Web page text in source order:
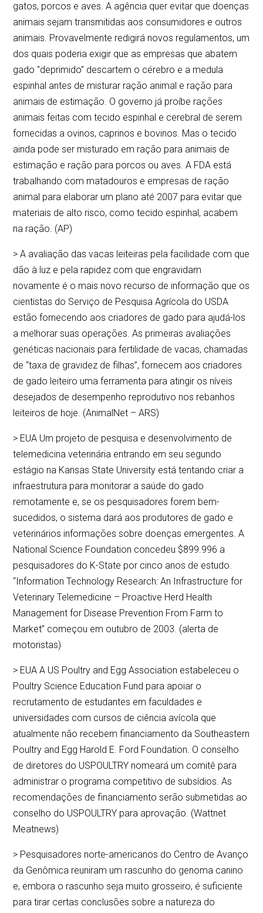
gatos, porcos e aves. A agência quer evitar que doenças
animais sejam transmitidas aos consumidores e outros
animais. Provavelmente redigirá novos regulamentos, um
dos quais poderia exigir que as empresas que abatem
gado "deprimido" descartem o cérebro e a medula
espinhal antes de misturar ração animal e ração para
animais de estimação. O governo já proíbe rações
animais feitas com tecido espinhal e cerebral de serem
fornecidas a ovinos, caprinos e bovinos. Mas o tecido
ainda pode ser misturado em ração para animais de
estimação e ração para porcos ou aves. A FDA está
trabalhando com matadouros e empresas de ração
animal para elaborar um plano até 2007 para evitar que
materiais de alto risco, como tecido espinhal, acabem
na ração. (AP)
> A avaliação das vacas leiteiras pela facilidade com que
dão à luz e pela rapidez com que engravidam
novamente é o mais novo recurso de informação que os
cientistas do Serviço de Pesquisa Agrícola do USDA
estão fornecendo aos criadores de gado para ajudá-los
a melhorar suas operações. As primeiras avaliações
genéticas nacionais para fertilidade de vacas, chamadas
de “taxa de gravidez de filhas”, fornecem aos criadores
de gado leiteiro uma ferramenta para atingir os níveis
desejados de desempenho reprodutivo nos rebanhos
leiteiros de hoje. (AnimalNet – ARS)
> EUA Um projeto de pesquisa e desenvolvimento de
telemedicina veterinária entrando em seu segundo
estágio na Kansas State University está tentando criar a
infraestrutura para monitorar a saúde do gado
remotamente e, se os pesquisadores forem bem-
sucedidos, o sistema dará aos produtores de gado e
veterinários informações sobre doenças emergentes. A
National Science Foundation concedeu $899.996 a
pesquisadores do K-State por cinco anos de estudo.
“Information Technology Research: An Infrastructure for
Veterinary Telemedicine – Proactive Herd Health
Management for Disease Prevention From Farm to
Market” começou em outubro de 2003. (alerta de
motoristas)
> EUA A US Poultry and Egg Association estabeleceu o
Poultry Science Education Fund para apoiar o
recrutamento de estudantes em faculdades e
universidades com cursos de ciência avícola que
atualmente não recebem financiamento da Southeastern
Poultry and Egg Harold E. Ford Foundation. O conselho
de diretores do USPOULTRY nomeará um comitê para
administrar o programa competitivo de subsídios. As
recomendações de financiamento serão submetidas ao
conselho do USPOULTRY para aprovação. (Wattnet
Meatnews)
> Pesquisadores norte-americanos do Centro de Avanço
da Genômica reuniram um rascunho do genoma canino
e, embora o rascunho seja muito grosseiro, é suficiente
para tirar certas conclusões sobre a natureza do